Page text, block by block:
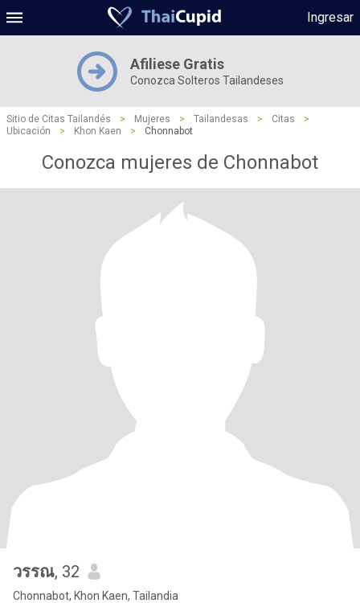
Ingresar
Afiliese Gratis
Conozca Solteros Tailandeses
Sitio de Citas Tailandés > Mujeres > Tailandesas > Citas
>
Ubicación
> Khon Kaen > Chonnabot
Conozca mujeres de Chonnabot
วรรณ, 32
Chonnabot, Khon Kaen, Tailandia